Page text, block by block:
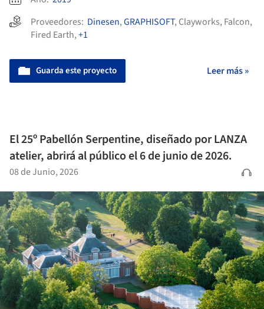
Proveedores: Dinesen,GRAPHISOFT, Clayworks, Falcon,
Fired Earth,+1
Guarda este proyecto Leer más »
El 25º Pabellón Serpentine, diseñado por LANZA
atelier, abrirá al público el 6 de junio de 2026.
08 de Junio, 2026